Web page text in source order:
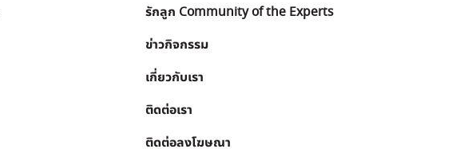
รักลูก Community of the Experts
ข่าวกิจกรรม
เกี่ยวกับเรา
ติดต่อเรา
ติดต่อลงโฆษณา